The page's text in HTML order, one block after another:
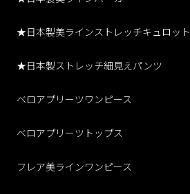
★日本製美ラインストレッチキュロット
★日本製ストレッチ細見えパンツ
ベロアプリーツワンピース
ベロアプリーツトップス
フレア美ラインワンピース